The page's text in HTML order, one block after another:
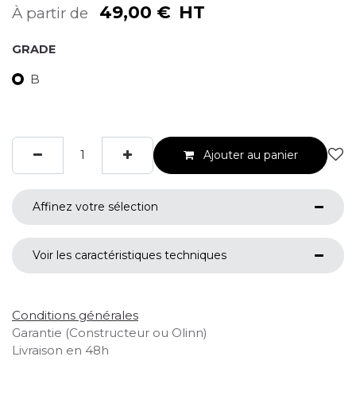
À partir de 49,00 € HT
GRADE
B
Ajouter au panier
Affinez votre sélection
Voir les caractéristiques techniques
Conditions générales
Garantie (Constructeur ou Olinn)
Livraison en 48h